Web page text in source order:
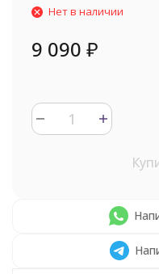
Нет в наличии
9 090 ₽